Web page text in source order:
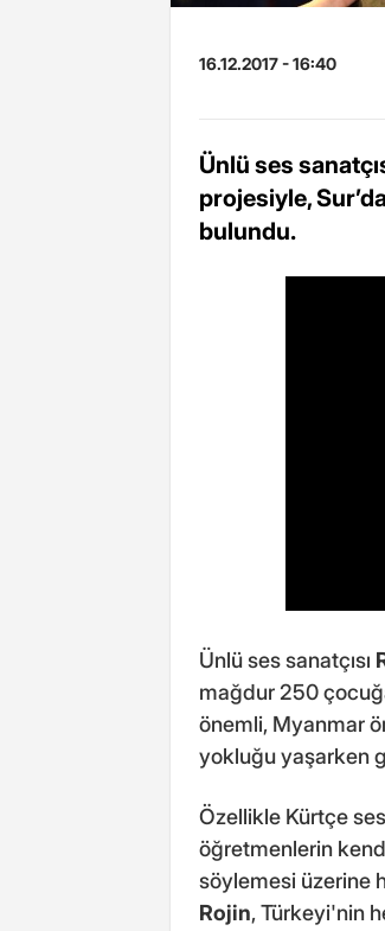
16.12.2017 - 16:40
Ünlü ses
projesiyle,
bulundu.
Ünlü ses sanatçısı
mağdur 250
önemli, Myanmar
yokluğu yaşarken
Özellikle Kürtçe
öğretmenlerin
söylemesi üzerine
Rojin, Türkeyi'nin